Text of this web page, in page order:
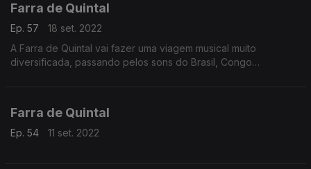
Farra de Quintal
Ep. 57
18 set. 2022
A Farra de Quintal vai fazer uma viagem musical muito
diversificada, passando pelos sons do Brasil, Congo
Farra de Quintal
Ep. 54 11 set. 2022